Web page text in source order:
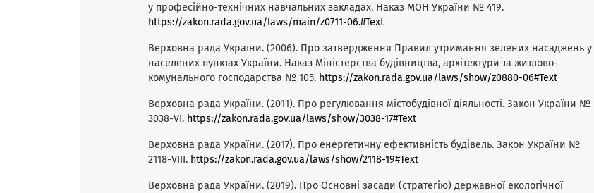
у професійно-технічних навчальних закладах. Наказ МОН України № 419.
https://zakon.rada.gov.ua/laws/main/z0711-06.#Text
Верховна рада України. (2006). Про затвердження Правил утримання зелених насаджень у
населених пунктах України. Наказ Міністерства будівництва, архітектури та житлово-
комунального господарства № 105. https://zakon.rada.gov.ua/laws/show/z0880-06#Text
Верховна рада України. (2011). Про регулювання містобудівної діяльності. Закон України №
3038-VI. https://zakon.rada.gov.ua/laws/show/3038-17#Text
Верховна рада України. (2017). Про енергетичну ефективність будівель. Закон України №
2118-VIII. https://zakon.rada.gov.ua/laws/show/2118-19#Text
Верховна рада України. (2019). Про Основні засади (стратегію) державної екологічної